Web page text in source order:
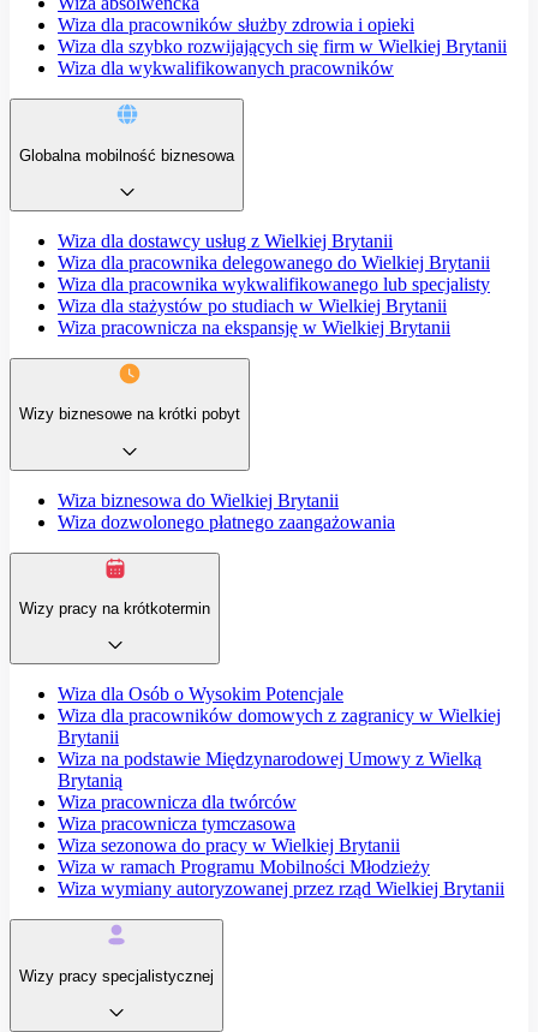
Wiza dla pracowników służby zdrowia i opieki
Wiza dla szybko rozwijających się firm w Wielkiej Brytanii
Wiza dla wykwalifikowanych pracowników
Globalna mobilność biznesowa
Wiza dla dostawcy usług z Wielkiej Brytanii
Wiza dla pracownika delegowanego do Wielkiej Brytanii
Wiza dla pracownika wykwalifikowanego lub specjalisty
Wiza dla stażystów po studiach w Wielkiej Brytanii
Wiza pracownicza na ekspansję w Wielkiej Brytanii
Wizy biznesowe na krótki pobyt
Wiza biznesowa do Wielkiej Brytanii
Wiza dozwolonego płatnego zaangażowania
Wizy pracy na krótkotermin
Wiza dla Osób o Wysokim Potencjale
Wiza dla pracowników domowych z zagranicy w Wielkiej
Brytanii
Wiza na podstawie Międzynarodowej Umowy z Wielką
Brytanią
Wiza pracownicza dla twórców
Wiza pracownicza tymczasowa
Wiza sezonowa do pracy w Wielkiej Brytanii
Wiza w ramach Programu Mobilności Młodzieży
Wiza wymiany autoryzowanej przez rząd Wielkiej Brytanii
Wizy pracy specjalistycznej